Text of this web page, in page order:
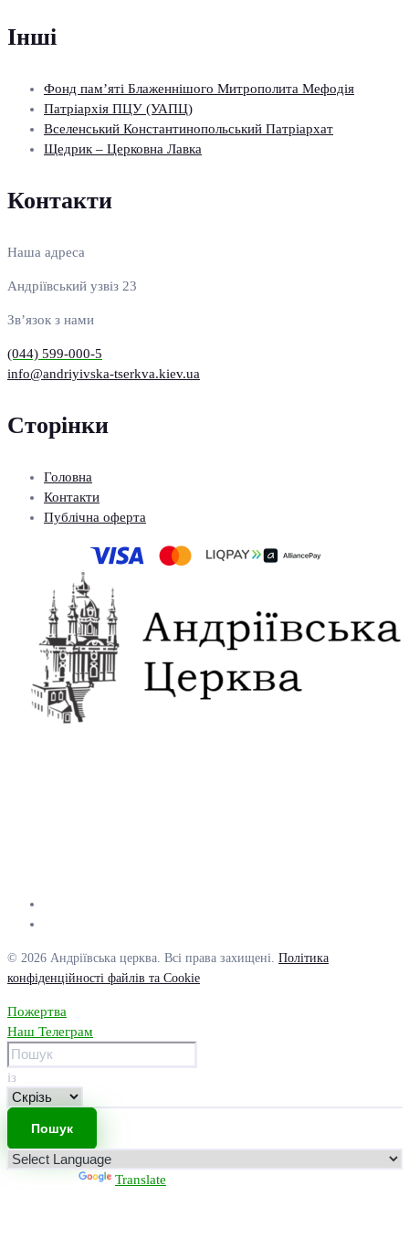
Інші
Фонд пам’яті Блаженнішого Митрополита Мефодія
Патріархія ПЦУ (УАПЦ)
Вселенський Константинопольський Патріархат
Щедрик – Церковна Лавка
Контакти
Наша адреса
Андріївський узвіз 23
Зв’язок з нами
(044) 599-000-5
info@andriyivska-tserkva.kiev.ua
Сторінки
Головна
Контакти
Публічна оферта
© 2026 Андріївська церква. Всі права захищені. Політика
конфіденційності файлів та Cookie
Пожертва
Наш Телеграм
із
Translate